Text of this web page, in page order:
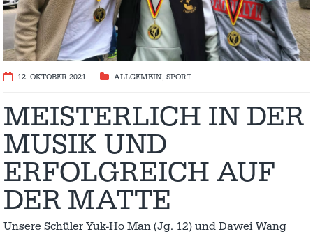
12. OKTOBER 2021 ALLGEMEIN, SPORT
MEISTERLICH IN DER
MUSIK UND
ERFOLGREICH AUF
DER MATTE
Unsere Schüler Yuk-Ho Man (Jg. 12) und Dawei Wang